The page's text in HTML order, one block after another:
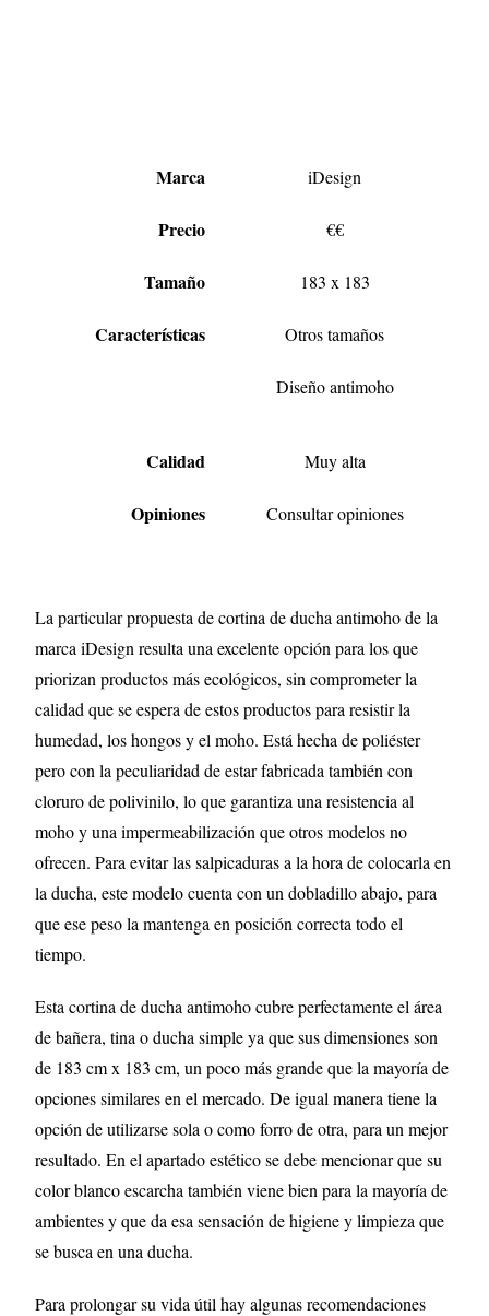
Marca iDesign
Precio €€
Tamaño 183 x 183
Características Otros tamaños
Diseño antimoho
Calidad Muy alta
Opiniones Consultar opiniones
La particular propuesta de cortina de ducha antimoho de la
marca iDesign resulta una excelente opción para los que
priorizan productos más ecológicos, sin comprometer la
calidad que se espera de estos productos para resistir la
humedad, los hongos y el moho. Está hecha de poliéster
pero con la peculiaridad de estar fabricada también con
cloruro de polivinilo, lo que garantiza una resistencia al
moho y una impermeabilización que otros modelos no
ofrecen. Para evitar las salpicaduras a la hora de colocarla en
la ducha, este modelo cuenta con un dobladillo abajo, para
que ese peso la mantenga en posición correcta todo el
tiempo.
Esta cortina de ducha antimoho cubre perfectamente el área
de bañera, tina o ducha simple ya que sus dimensiones son
de 183 cm x 183 cm, un poco más grande que la mayoría de
opciones similares en el mercado. De igual manera tiene la
opción de utilizarse sola o como forro de otra, para un mejor
resultado. En el apartado estético se debe mencionar que su
color blanco escarcha también viene bien para la mayoría de
ambientes y que da esa sensación de higiene y limpieza que
se busca en una ducha.
Para prolongar su vida útil hay algunas recomendaciones